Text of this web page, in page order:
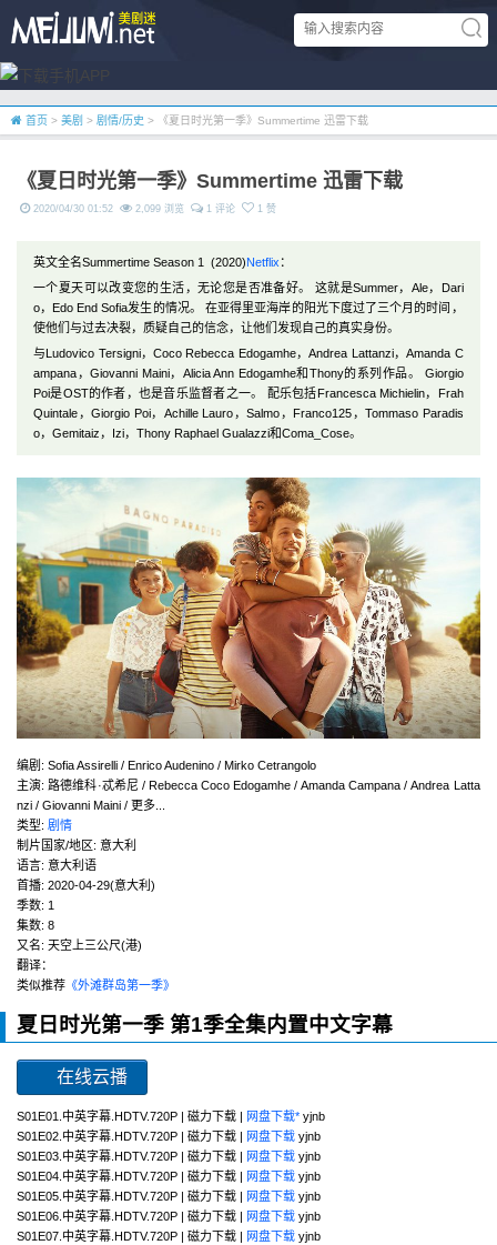
首页 > 美剧 > 剧情/历史 > 《夏日时光第一季》Summertime 迅雷下载
《夏日时光第一季》Summertime 迅雷下载
2020/04/30 01:52 2,099 浏览 1 评论 1 赞
英文全名Summertime Season 1 (2020)Netflix ：
一个夏天可以改变您的生活，无论您是否准备好。 这就是Summer，Ale，Dari
o，Edo End Sofia发生的情况。 在亚得里亚海岸的阳光下度过了三个月的时间，
使他们与过去决裂，质疑自己的信念，让他们发现自己的真实身份。
与Ludovico Tersigni，Coco Rebecca Edogamhe，Andrea Lattanzi，Amanda C
ampana，Giovanni Maini，Alicia Ann Edogamhe和Thony的系列作品。 Giorgio
Poi是OST的作者，也是音乐监督者之一。 配乐包括Francesca Michielin，Frah
Quintale，Giorgio Poi，Achille Lauro，Salmo，Franco125，Tommaso Paradis
o，Gemitaiz，Izi，Thony Raphael Gualazzi和Coma_Cose。
编剧 : Sofia Assirelli / Enrico Audenino / Mirko Cetrangolo
主演: 路德维科·忒希尼 / Rebecca Coco Edogamhe / Amanda Campana / Andrea Latta
nzi / Giovanni Maini / 更多...
类型: 剧情
制片国家/地区: 意大利
语言: 意大利语
首播: 2020-04-29(意大利)
季数: 1
集数: 8
又名: 天空上三公尺(港)
翻译：
类似推荐 《外滩群岛第一季》
夏日时光第一季 第1季全集内置中文字幕
在线云播
S01E01.中英字幕.HDTV.720P | 磁力下载 | 网盘下载* yjnb
S01E02.中英字幕.HDTV.720P | 磁力下载 | 网盘下载 yjnb
S01E03.中英字幕.HDTV.720P | 磁力下载 | 网盘下载 yjnb
S01E04.中英字幕.HDTV.720P | 磁力下载 | 网盘下载 yjnb
S01E05.中英字幕.HDTV.720P | 磁力下载 | 网盘下载 yjnb
S01E06.中英字幕.HDTV.720P | 磁力下载 | 网盘下载 yjnb
S01E07.中英字幕.HDTV.720P | 磁力下载 | 网盘下载 yjnb